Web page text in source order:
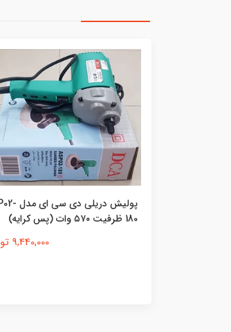
سنباده نواری و دیسکی رونیکس مدل